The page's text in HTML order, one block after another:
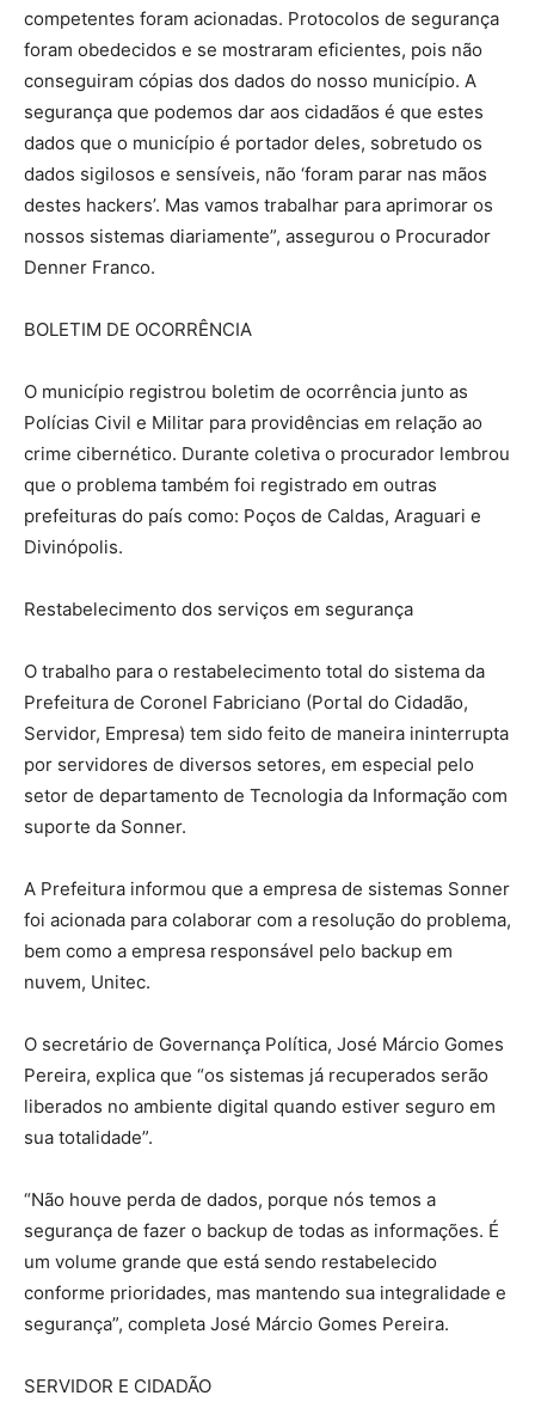
competentes foram acionadas. Protocolos de segurança
foram obedecidos e se mostraram eficientes, pois não
conseguiram cópias dos dados do nosso município. A
segurança que podemos dar aos cidadãos é que estes
dados que o município é portador deles, sobretudo os
dados sigilosos e sensíveis, não ‘foram parar nas mãos
destes hackers’. Mas vamos trabalhar para aprimorar os
nossos sistemas diariamente”, assegurou o Procurador
Denner Franco.
BOLETIM DE OCORRÊNCIA
O município registrou boletim de ocorrência junto as
Polícias Civil e Militar para providências em relação ao
crime cibernético. Durante coletiva o procurador lembrou
que o problema também foi registrado em outras
prefeituras do país como: Poços de Caldas, Araguari e
Divinópolis.
Restabelecimento dos serviços em segurança
O trabalho para o restabelecimento total do sistema da
Prefeitura de Coronel Fabriciano (Portal do Cidadão,
Servidor, Empresa) tem sido feito de maneira ininterrupta
por servidores de diversos setores, em especial pelo
setor de departamento de Tecnologia da Informação com
suporte da Sonner.
A Prefeitura informou que a empresa de sistemas Sonner
foi acionada para colaborar com a resolução do problema,
bem como a empresa responsável pelo backup em
nuvem, Unitec.
O secretário de Governança Política, José Márcio Gomes
Pereira, explica que “os sistemas já recuperados serão
liberados no ambiente digital quando estiver seguro em
sua totalidade”.
“Não houve perda de dados, porque nós temos a
segurança de fazer o backup de todas as informações. É
um volume grande que está sendo restabelecido
conforme prioridades, mas mantendo sua integralidade e
segurança”, completa José Márcio Gomes Pereira.
SERVIDOR E CIDADÃO